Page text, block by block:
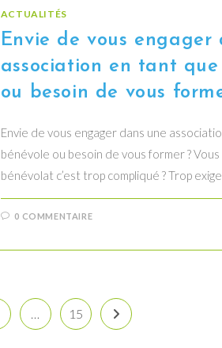
ACTUALITÉS
Envie de vous engager
association en tant que
ou besoin de vous
Envie de vous engager dans une
bénévole ou besoin de vous former ?
bénévolat c’est trop compliqué ? Trop
0 COMMENTAIRE
… 15 Aller à la page suivante